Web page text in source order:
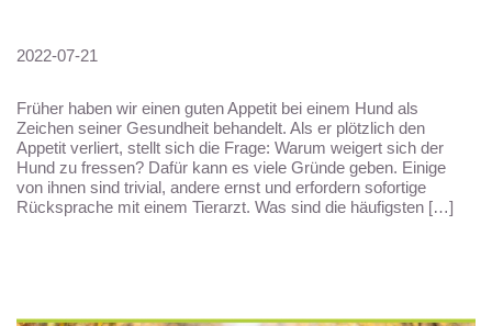
2022-07-21
Früher haben wir einen guten Appetit bei einem Hund als
Zeichen seiner Gesundheit behandelt. Als er plötzlich den
Appetit verliert, stellt sich die Frage: Warum weigert sich der
Hund zu fressen? Dafür kann es viele Gründe geben. Einige
von ihnen sind trivial, andere ernst und erfordern sofortige
Rücksprache mit einem Tierarzt. Was sind die häufigsten […]